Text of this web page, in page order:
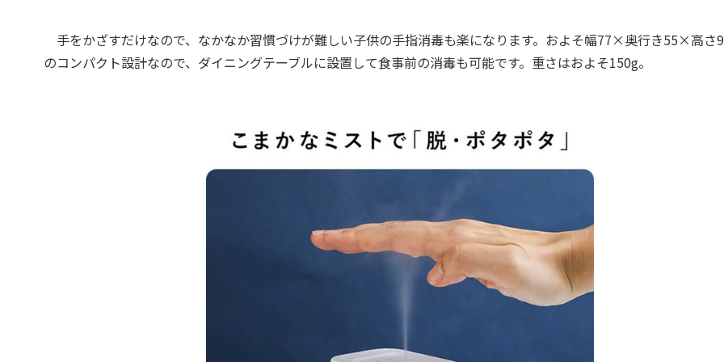
手をかざすだけなので、なかなか習慣づけが難しい子供の手指消毒も楽になります。およそ幅77×奥行き55×高さ
のコンパクト設計なので、ダイニングテーブルに設置して食事前の消毒も可能です。重さはおよそ150g。